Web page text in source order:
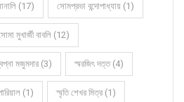
(17) সোমপ্রভা বন্দোপাধ্যায় (1)
মুখার্জী বাবলি (12)
মজুমদার (3) স্মরজিৎ দত্ত (4)
(1) স্মৃতি শেখর মিত্র (1)